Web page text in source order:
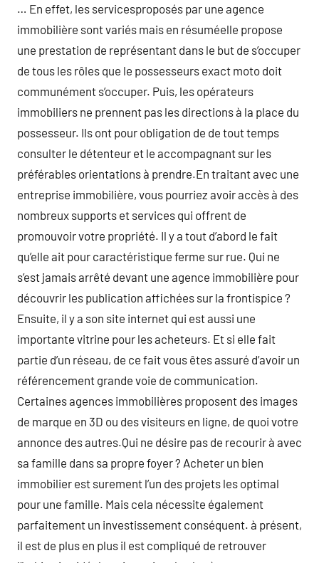
… En effet, les servicesproposés par une agence
immobilière sont variés mais en résuméelle propose
une prestation de représentant dans le but de s’occuper
de tous les rôles que le possesseurs exact moto doit
communément s’occuper. Puis, les opérateurs
immobiliers ne prennent pas les directions à la place du
possesseur. Ils ont pour obligation de de tout temps
consulter le détenteur et le accompagnant sur les
préférables orientations à prendre.En traitant avec une
entreprise immobilière, vous pourriez avoir accès à des
nombreux supports et services qui offrent de
promouvoir votre propriété. Il y a tout d’abord le fait
qu’elle ait pour caractéristique ferme sur rue. Qui ne
s’est jamais arrêté devant une agence immobilière pour
découvrir les publication affichées sur la frontispice ?
Ensuite, il y a son site internet qui est aussi une
importante vitrine pour les acheteurs. Et si elle fait
partie d’un réseau, de ce fait vous êtes assuré d’avoir un
référencement grande voie de communication.
Certaines agences immobilières proposent des images
de marque en 3D ou des visiteurs en ligne, de quoi votre
annonce des autres.Qui ne désire pas de recourir à avec
sa famille dans sa propre foyer ? Acheter un bien
immobilier est surement l’un des projets les optimal
pour une famille. Mais cela nécessite également
parfaitement un investissement conséquent. à présent,
il est de plus en plus il est compliqué de retrouver